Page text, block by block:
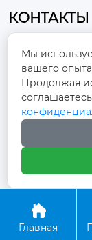
КОНТАКТЫ

район
Шаньдун
winston-
+86-
 +86
Copyright ©ООО

Главная
Мы
вашего
Продолжая